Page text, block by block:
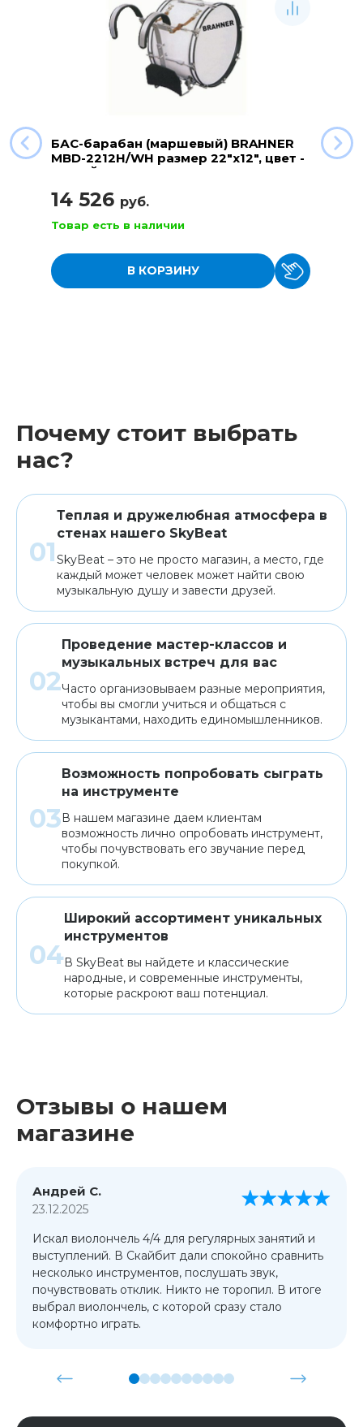
БАС-барабан (маршевый) BRAHNER
MBD-2212H/WH размер 22"x12", цвет -
БЕЛЫЙ
14 526 руб.
Товар есть в наличии
В КОРЗИНУ
Почему стоит выбрать
нас?
Теплая и дружелюбная атмосфера в
стенах нашего SkyBeat
SkyBeat – это не просто магазин, а место, где
каждый может человек может найти свою
музыкальную душу и завести друзей.
Проведение мастер-классов и
музыкальных встреч для вас
Часто организовываем разные мероприятия,
чтобы вы смогли учиться и общаться с
музыкантами, находить единомышленников.
Возможность попробовать сыграть
на инструменте
В нашем магазине даем клиентам
возможность лично опробовать инструмент,
чтобы почувствовать его звучание перед
покупкой.
Широкий ассортимент уникальных
инструментов
В SkyBeat вы найдете и классические
народные, и современные инструменты,
которые раскроют ваш потенциал.
Отзывы о нашем
магазине
Андрей С.
23.12.2025
Искал виолончель 4/4 для регулярных занятий и
выступлений. В Скайбит дали спокойно сравнить
несколько инструментов, послушать звук,
почувствовать отклик. Никто не торопил. В итоге
выбрал виолончель, с которой сразу стало
комфортно играть.